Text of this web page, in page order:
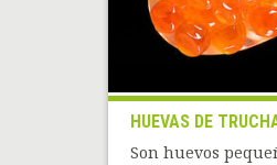
HUEVAS DE
Son huevos